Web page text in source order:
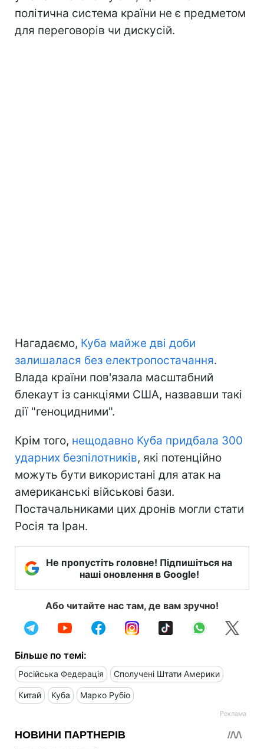
політична система країни не є предметом
для переговорів чи дискусій.
Нагадаємо, Куба майже дві доби
залишалася без електропостачання.
Влада країни пов'язала масштабний
блекаут із санкціями США, назвавши такі
дії "геноцидними".
Крім того, нещодавно Куба придбала 300
ударних безпілотників, які потенційно
можуть бути використані для атак на
американські військові бази.
Постачальниками цих дронів могли стати
Росія та Іран.
Не пропустіть головне! Підпишіться на
наші оновлення в Google!
Або читайте нас там, де вам зручно!
Більше по темі:
Російська Федерація Сполучені Штати Америки
Китай Куба Марко Рубіо